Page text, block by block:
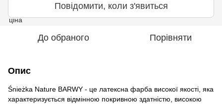
Повідомити, коли з'явиться
До обраного Порівняти
Опис
Śnieżka Nature BARWY - це латексна фарба високої якості, яка
характеризується відмінною покривною здатністю, високою